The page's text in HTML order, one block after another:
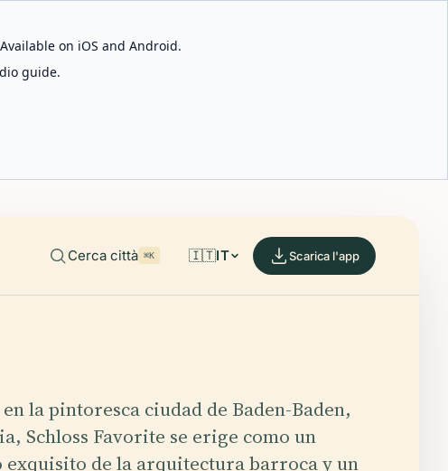
on iOS and Android.
guide.
Cerca città ⌘K 🇮🇹IT Scarica l'app
la pintoresca ciudad de Baden-Baden,
Schloss Favorite se erige como un
exquisito de la arquitectura barroca y un